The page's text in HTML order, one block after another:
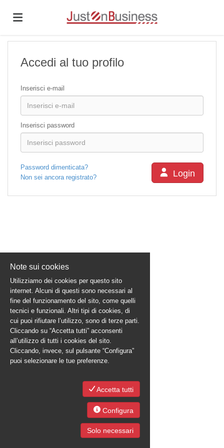
Offerte
di
lavoro
Carica
il
Login
Accedi al tuo profilo
Inserisci e-mail
Inserisci password
Login
Password dimenticata?
Non sei ancora registrato?
Note sui cookies
Utilizziamo dei cookies per questo sito
internet. Alcuni di questi sono necessari al
fine del funzionamento del sito, come quelli
tecnici e funzionali. Altri tipi di cookies, di
cui puoi rifiutare l’utilizzo, sono di terze parti.
Cliccando su “Accetta tutti” acconsenti
all’utilizzo di tutti i cookies del sito.
Cliccando, invece, sul pulsante “Configura”
puoi selezionare le tue preferenze.
Accetta tutti
Configura
Solo necessari